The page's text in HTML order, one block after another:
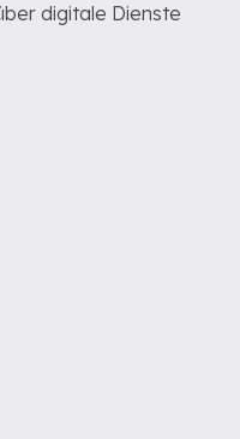
digitale Dienste